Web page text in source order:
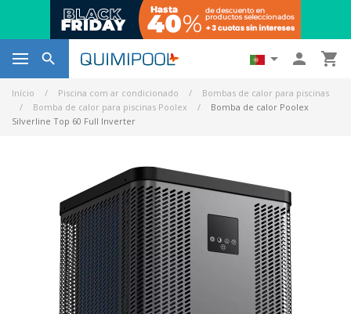
   
Início Piscina com ar condicionado
Bombas de calor para piscinas
Bomba de calor para piscinas Poolex
Bomba de calor Poolex
Silverline Top 60 Full Inverter